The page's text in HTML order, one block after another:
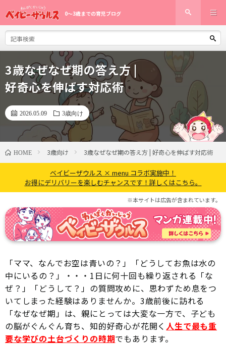
0〜3歳までの育児ブログ
3歳なぜなぜ期の答え方 |
好奇心を伸ばす対応術
2026.05.09 3歳向け
HOME 3歳向け 3歳なぜなぜ期の答え方 | 好奇心を伸ばす対応術
ベイビーザウルス × menu コラボ実施中！
お得にデリバリーを楽しむチャンスです！詳しくはこちら。
※本サイトは広告が含まれています。
「ママ、なんでお空は青いの？」「どうしてお魚は水の
中にいるの？」・・・1日に何十回も繰り返される「な
ぜ？」「どうして？」の質問攻めに、思わずため息をつ
いてしまった経験はありませんか。3歳前後に訪れる
「なぜなぜ期」は、親にとっては大変な一方で、子ども
の脳がぐんぐん育ち、知的好奇心が花開く人生で最も重
要な学びの土台づくりの時期でもあります。